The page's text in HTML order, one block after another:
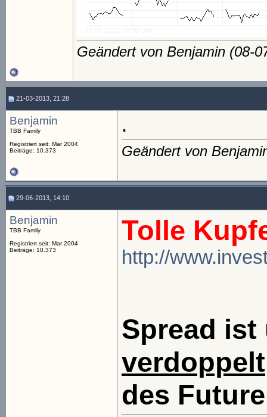
Geändert von Benjamin (08-
21-03-2013, 21:28
Benjamin
TBB Family
Registriert seit: Mar 2004
Beiträge: 10.373
.
Geändert von
29-06-2013, 14:10
Benjamin
TBB Family
Registriert seit: Mar 2004
Beiträge: 10.373
Tolle
http://
Spread
verdoppelt
des